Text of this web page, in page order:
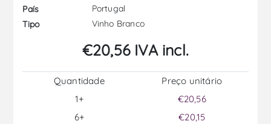
País
Portugal
Tipo
Vinho Branco
€20,56 IVA incl.
Quantidade
1+
6+
Preço unitário
€20,56
€20,15